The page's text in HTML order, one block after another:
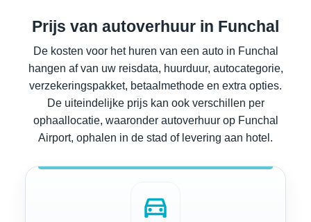
Prijs van autoverhuur in Funchal
De kosten voor het huren van een auto in Funchal
hangen af van uw reisdata, huurduur, autocategorie,
verzekeringspakket, betaalmethode en extra opties.
De uiteindelijke prijs kan ook verschillen per
ophaallocatie, waaronder autoverhuur op Funchal
Airport, ophalen in de stad of levering aan hotel.
directions_car